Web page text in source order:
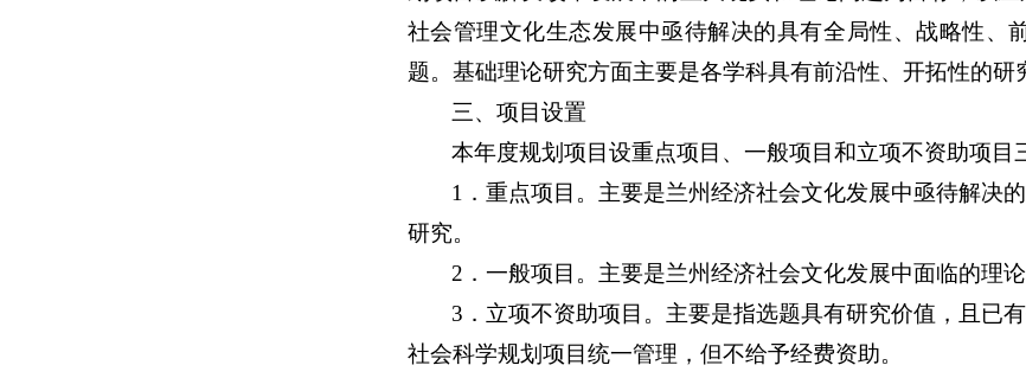
社会管理文化生态发展中亟待解决的具有全局性、战略性
题。基础理论研究方面主要是各学科具有前沿性、开拓性的研
三、项目设置
本年度规划项目设重点项目、一般项目和立项不资助项
1 ．重点项目。主要是兰州经济社会文化发展中亟待解
研究。
2 ．一般项目。主要是兰州经济社会文化发展中面临的理
3 ．立项不资助项目。主要是指选题具有研究价值，且
社会科学规划项目统一管理，但不给予经费资助。